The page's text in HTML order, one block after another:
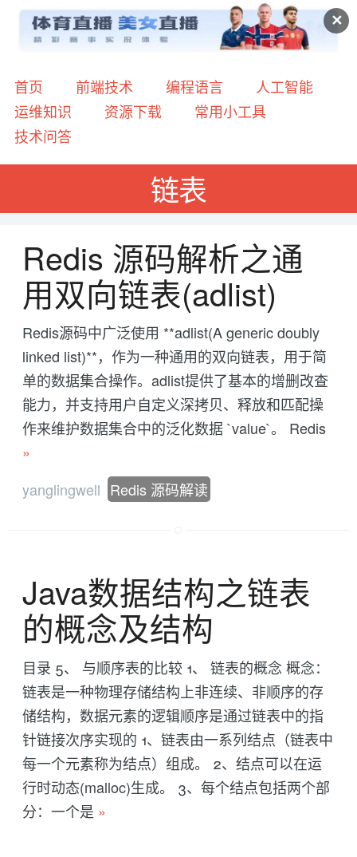
✕
首页 前端技术 编程语言
人工智能
运维知识
资源下载
常用小工具
技术问答
链表
Redis 源码解析之通
用双向链表(adlist)
Redis源码中广泛使用 **adlist(A generic doubly
linked list)**，作为一种通用的双向链表，用于简
单的数据集合操作。adlist提供了基本的增删改查
能力，并支持用户自定义深拷贝、释放和匹配操
作来维护数据集合中的泛化数据 `value`。 Redis
»
yanglingwell Redis 源码解读
Java数据结构之链表
的概念及结构
目录 5、 与顺序表的比较 1、 链表的概念 概念：
链表是一种物理存储结构上非连续、非顺序的存
储结构，数据元素的逻辑顺序是通过链表中的指
针链接次序实现的 1、链表由一系列结点（链表中
每一个元素称为结点）组成。 2、结点可以在运
行时动态(malloc)生成。 3、每个结点包括两个部
分：一个是 »